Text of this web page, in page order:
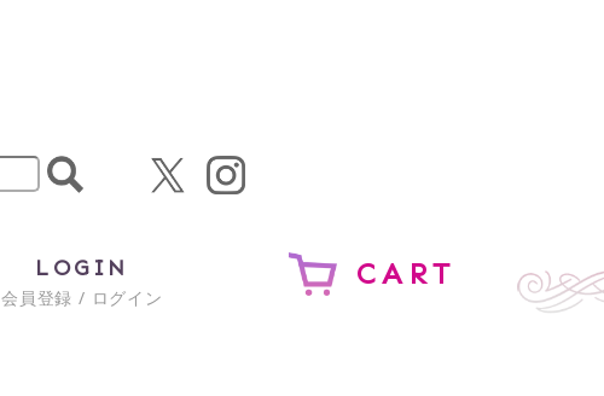
LOGIN
会員登録 / ログイン
CART